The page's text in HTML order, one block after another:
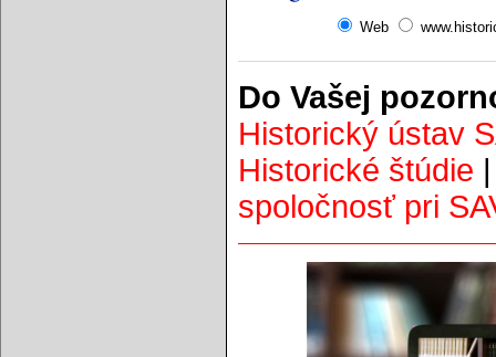
Web
Do Vašej
Historický ústav
Historické štúdie
spoločnosť pri